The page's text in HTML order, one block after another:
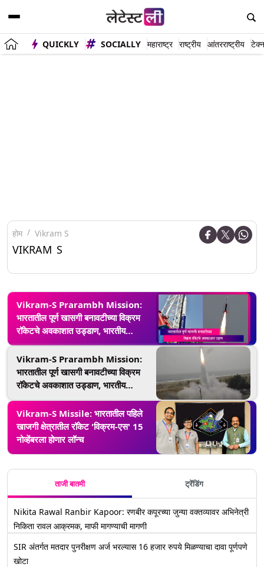
QUICKLY SOCIALLY महाराष्ट्र राष्ट्रीय आंतरराष्ट्रीय
होम Vikram S
VIKRAM S
Vikram-S Prarambh Mission:
भारतातील पूर्ण खासगी बनावटीच्या विक्रम
रॉकेटचे अवकाशात उड्डाण, भारतीय
अंतराळात विक्रमी पाऊल
Vikram-S Prarambh Mission:
भारतातील पूर्ण खासगी बनावटीच्या विक्रम
रॉकेटचे अवकाशात उड्डाण, भारतीय
आंतराळात विक्रमी पाऊल
Vikram-S Missile: भारतातील पहिले
खाजगी क्षेत्रातील रॉकेट 'विक्रम-एस' 15
नोव्हेंबरला होणार लॉन्च
ताजी बातमी ट्रेंडिंग
Nikita Rawal Ranbir Kapoor: रणबीर कपूरच्या जुन्या वक्तव्यावर अभिनेत्री
निकिता रावल आक्रमक, माफी मागण्याची मागणी
SIR अंतर्गत मतदार पुनरीक्षण अर्ज भरल्यास 16 हजार रुपये मिळण्याचा दावा पूर्णपणे
खोटा